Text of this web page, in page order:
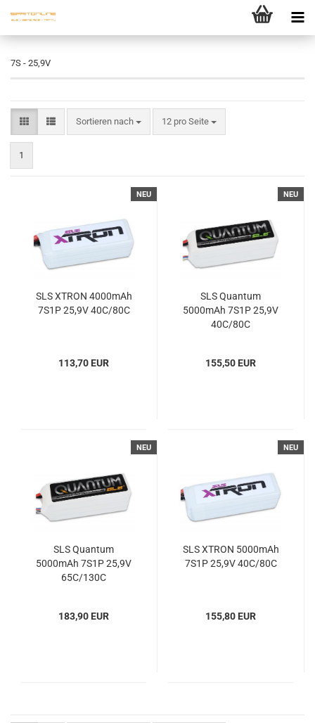
7S - 25,9V
Sortieren nach 12 pro Seite
1
NEU
SLS XTRON 4000mAh
7S1P 25,9V 40C/80C
113,70 EUR
NEU
SLS Quantum
5000mAh 7S1P 25,9V
40C/80C
155,50 EUR
NEU
SLS Quantum
5000mAh 7S1P 25,9V
65C/130C
183,90 EUR
NEU
SLS XTRON 5000mAh
7S1P 25,9V 40C/80C
155,80 EUR